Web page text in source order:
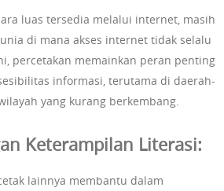
luas tersedia melalui internet, masih
di mana akses internet tidak selalu
percetakan memainkan peran penting
informasi, terutama di daerah-
yang kurang berkembang.
Keterampilan Literasi:
lainnya membantu dalam